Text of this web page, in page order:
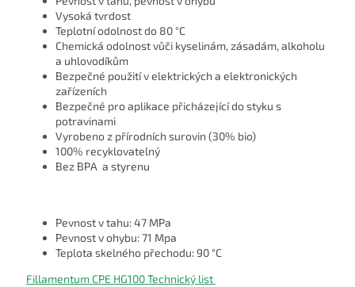
Vysoká tvrdost
Teplotní odolnost do 80°C
Chemická odolnost vůči kyselinám, zásadám, alkoholu
a uhlovodíkům
Bezpečné použití v elektrických a elektronických
zařízeních
Bezpečné pro aplikace přicházející do styku s
potravinami
Vyrobeno z přírodních surovin (30% bio)
100% recyklovatelný
Bez BPA a styrenu
Pevnost v tahu: 47 MPa
Pevnost v ohybu: 71 Mpa
Teplota skelného přechodu: 90°C
Fillamentum CPE HG100 Technický list